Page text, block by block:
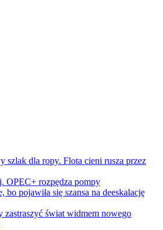
szlak dla ropy. Flota cieni rusza przez
OPEC+ rozpędza pompy
bo pojawiła się szansa na deeskalację
zastraszyć świat widmem nowego